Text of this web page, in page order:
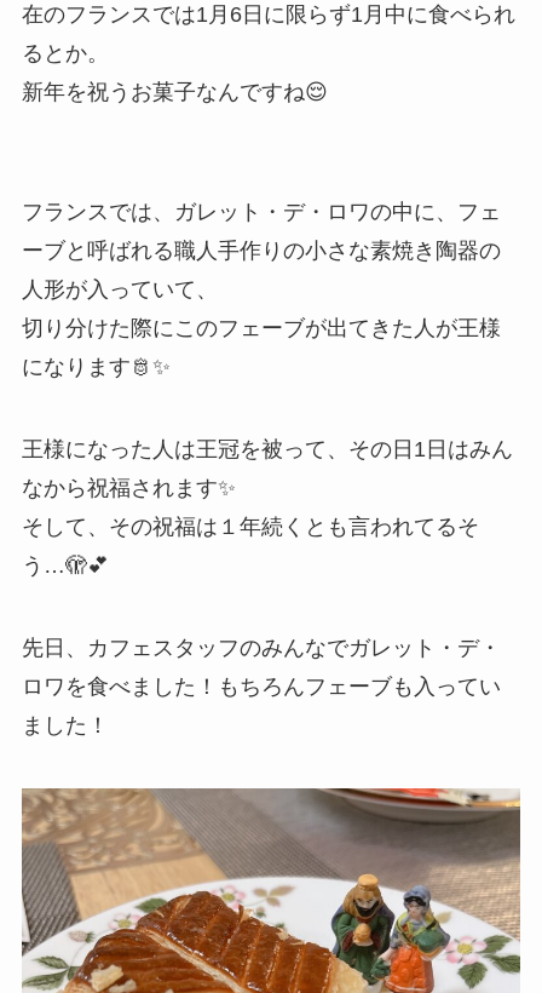
在のフランスでは1月6日に限らず1月中に食べられ
るとか。
新年を祝うお菓子なんですね😌
フランスでは、ガレット・デ・ロワの中に、フェ
ーブと呼ばれる職人手作りの小さな素焼き陶器の
人形が入っていて、
切り分けた際にこのフェーブが出てきた人が王様
になります🫅✨
王様になった人は王冠を被って、その日1日はみん
なから祝福されます✨
そして、その祝福は１年続くとも言われてるそ
う…🫣💕
先日、カフェスタッフのみんなでガレット・デ・
ロワを食べました！もちろんフェーブも入ってい
ました！